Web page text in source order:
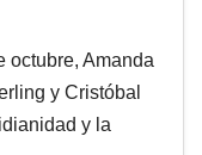
octubre, Amanda
y Cristóbal
y la